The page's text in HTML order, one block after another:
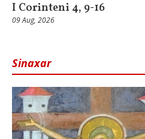
I Corinteni 4, 9-16
09 Aug, 2026
Sinaxar